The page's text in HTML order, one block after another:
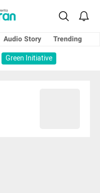
Audio Story
Trending
Green Initiative